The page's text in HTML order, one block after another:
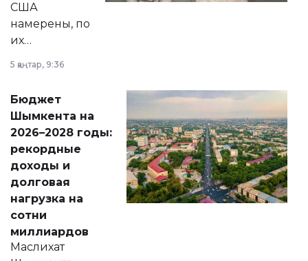
США
намерены, по
их
принести
народу
Венесуэлы.
5 қаңтар, 9:36
Бюджет
Шымкента на
2026–2028 годы:
рекордные
доходы и
долговая
нагрузка на
сотни
миллиардов
Маслихат